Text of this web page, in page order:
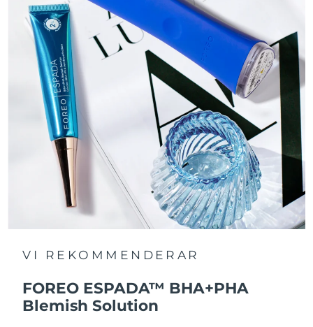
VI REKOMMENDERAR
FOREO ESPADA™ BHA+PHA
Blemish Solution